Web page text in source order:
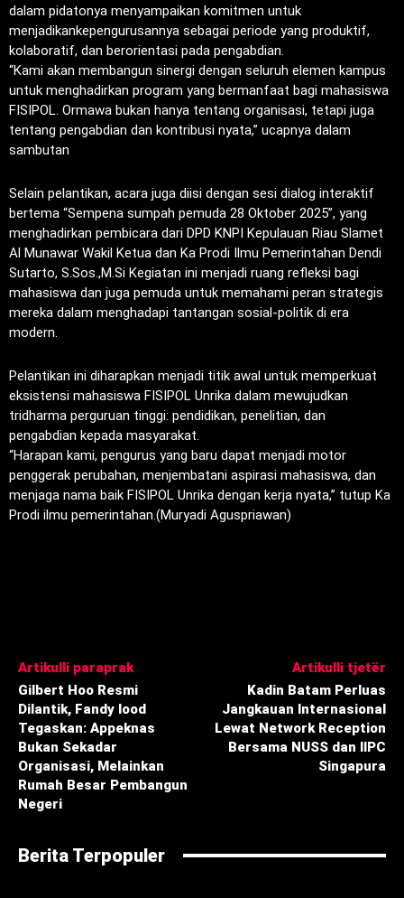
dalam pidatonya menyampaikan komitmen untuk
menjadikankepengurusannya sebagai periode yang produktif,
kolaboratif, dan berorientasi pada pengabdian.
“Kami akan membangun sinergi dengan seluruh elemen kampus
untuk menghadirkan program yang bermanfaat bagi mahasiswa
FISIPOL. Ormawa bukan hanya tentang organisasi, tetapi juga
tentang pengabdian dan kontribusi nyata,” ucapnya dalam
sambutan
Selain pelantikan, acara juga diisi dengan sesi dialog interaktif
bertema “Sempena sumpah pemuda 28 Oktober 2025”, yang
menghadirkan pembicara dari DPD KNPI Kepulauan Riau Slamet
Al Munawar Wakil Ketua dan Ka Prodi Ilmu Pemerintahan Dendi
Sutarto, S.Sos.,M.Si Kegiatan ini menjadi ruang refleksi bagi
mahasiswa dan juga pemuda untuk memahami peran strategis
mereka dalam menghadapi tantangan sosial-politik di era
modern.
Pelantikan ini diharapkan menjadi titik awal untuk memperkuat
eksistensi mahasiswa FISIPOL Unrika dalam mewujudkan
tridharma perguruan tinggi: pendidikan, penelitian, dan
pengabdian kepada masyarakat.
“Harapan kami, pengurus yang baru dapat menjadi motor
penggerak perubahan, menjembatani aspirasi mahasiswa, dan
menjaga nama baik FISIPOL Unrika dengan kerja nyata,” tutup Ka
Prodi ilmu pemerintahan.(Muryadi Aguspriawan)
Artikulli paraprak
Gilbert Hoo Resmi
Dilantik, Fandy Iood
Tegaskan: Appeknas
Bukan Sekadar
Organisasi, Melainkan
Rumah Besar Pembangun
Negeri
Artikulli tjetër
Kadin Batam Perluas
Jangkauan Internasional
Lewat Network Reception
Bersama NUSS dan IIPC
Singapura
Berita Terpopuler